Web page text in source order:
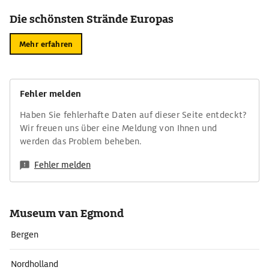
Die schönsten Strände Europas
Mehr erfahren
Fehler melden
Haben Sie fehlerhafte Daten auf dieser Seite entdeckt?
Wir freuen uns über eine Meldung von Ihnen und
werden das Problem beheben.
Fehler melden
Museum van Egmond
Bergen
Nordholland